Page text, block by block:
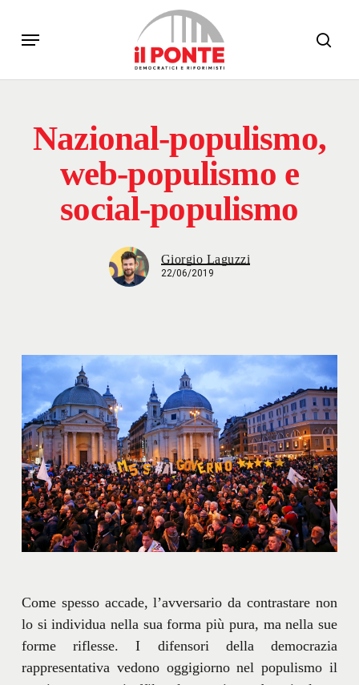
main
Menu
Nazional-populismo,
web-populismo e
social-populismo
Giorgio Laguzzi
22/06/2019
Come spesso accade, l’avversario da contrastare non
lo si individua nella sua forma più pura, ma nella sue
forme riflesse. I difensori della democrazia
rappresentativa vedono oggigiorno nel populismo il